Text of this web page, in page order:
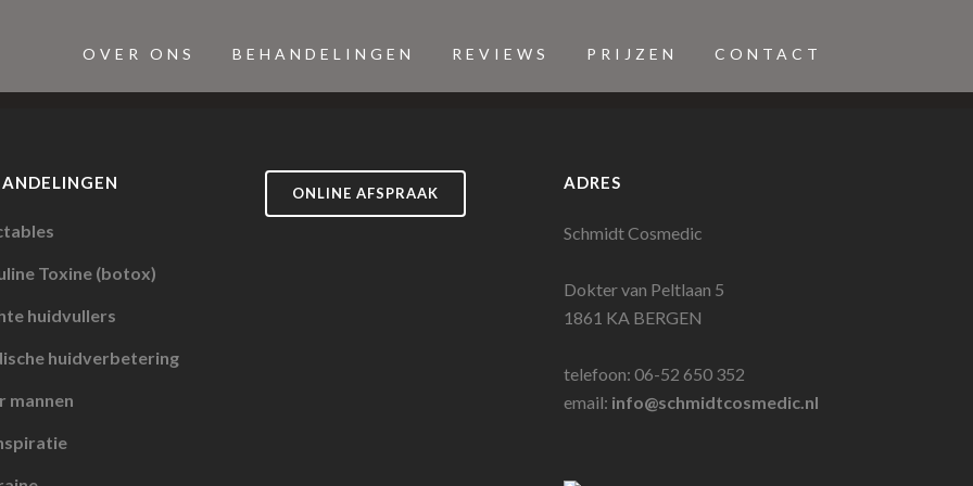
OVER ONS BEHANDELINGEN REVIEWS PRIJZEN CONTACT
Toxine (botox)
huidvullers
huidverbetering
mannen
ONLINE AFSPRAAK
ADRES
Schmidt Cosmedic
Dokter van Peltlaan 5
1861 KA BERGEN
telefoon: 06-52 650 352
email: info@schmidtcosmedic.nl